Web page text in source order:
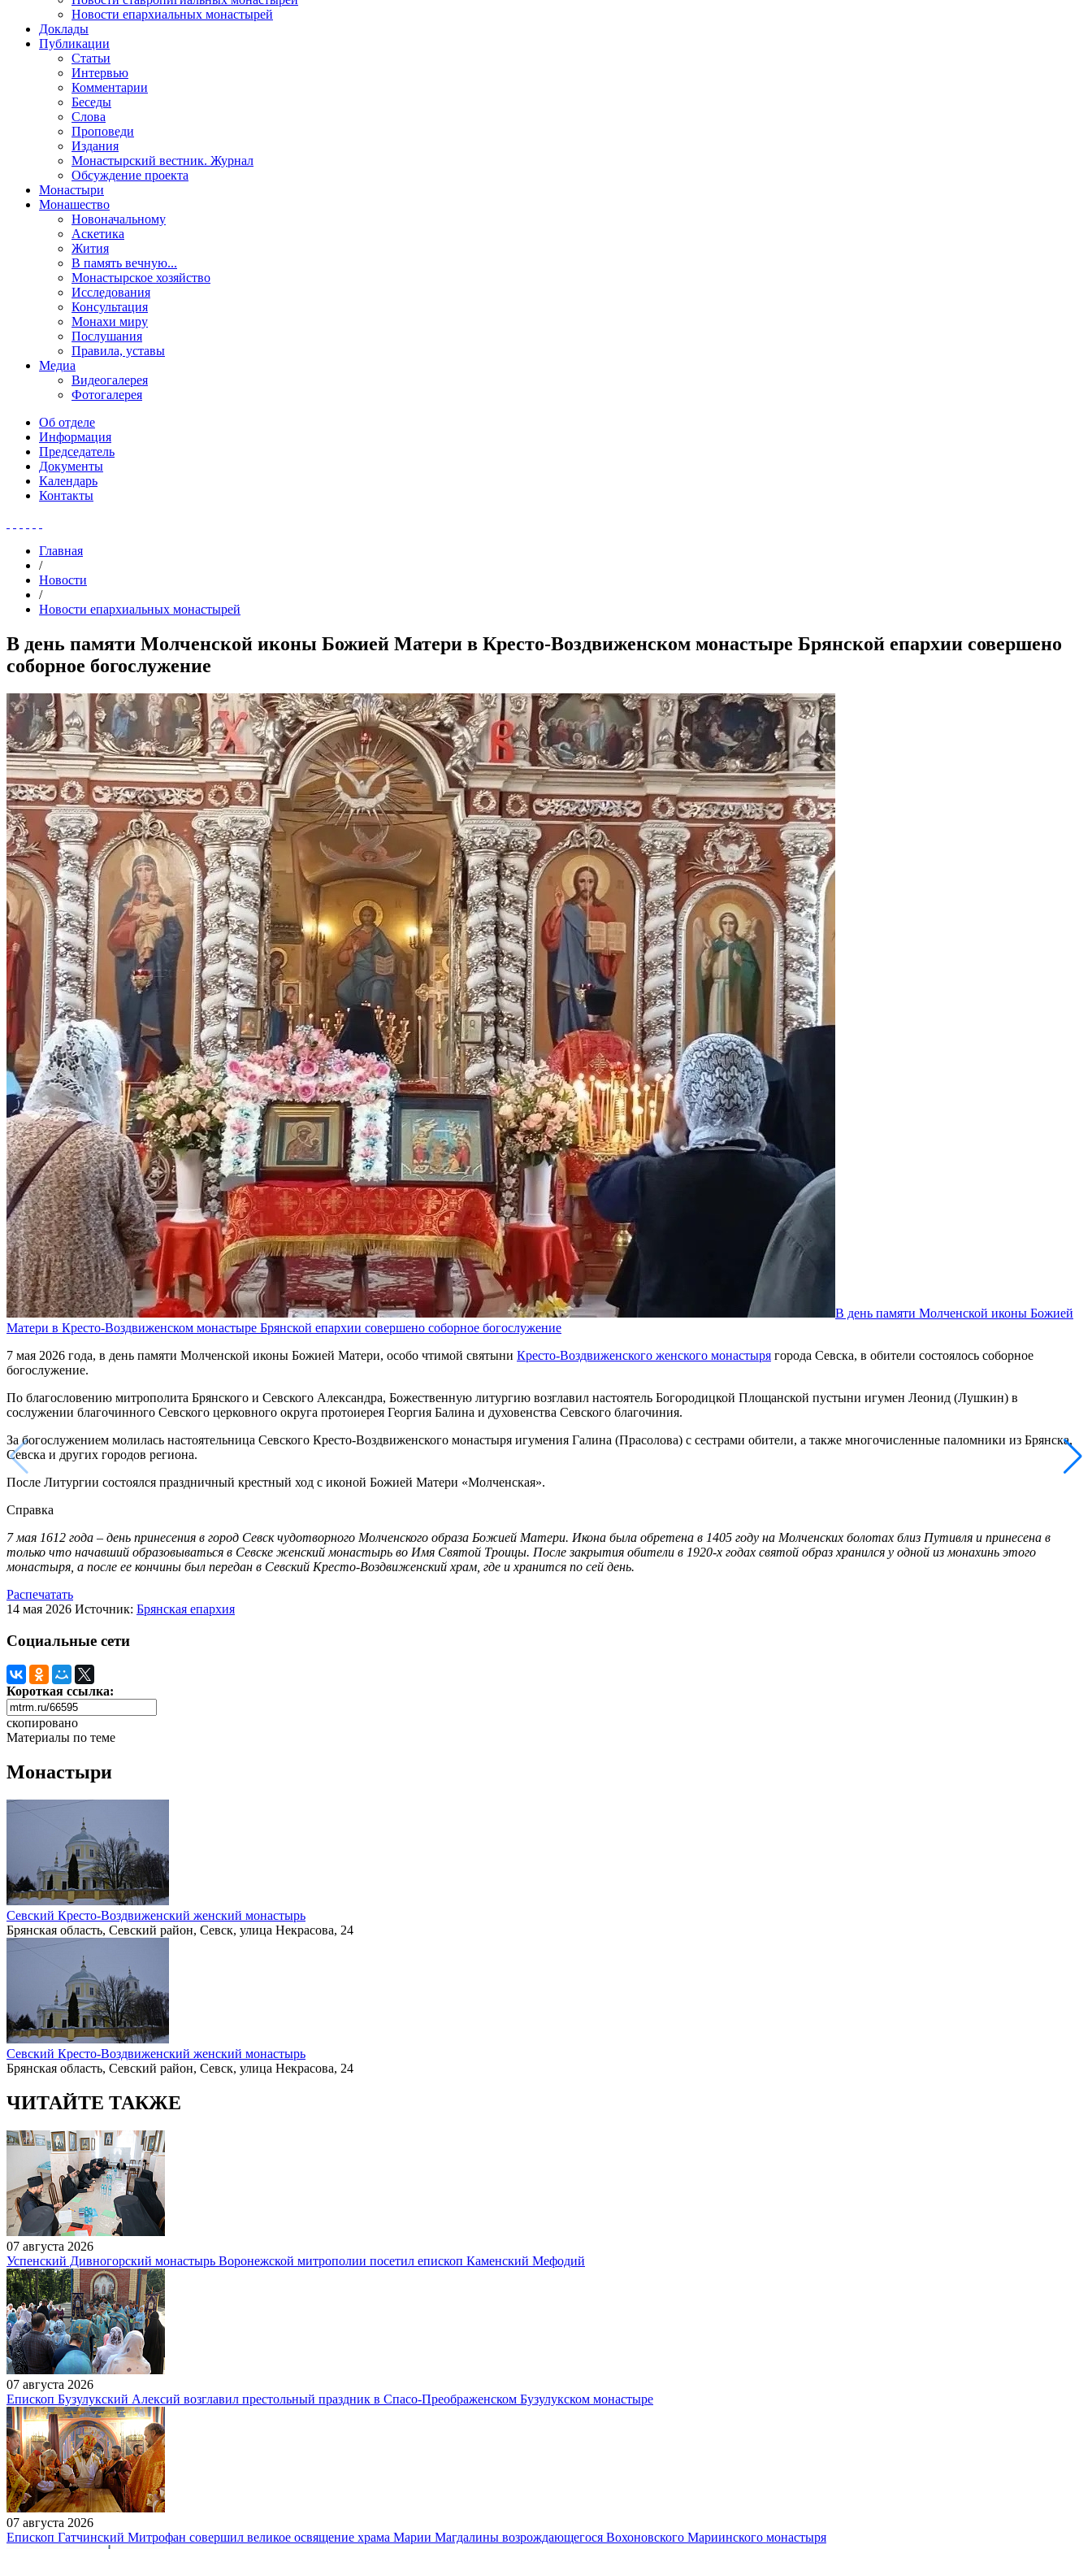
Новости епархиальных монастырей
Доклады
Публикации
Статьи
Интервью
Комментарии
Беседы
Слова
Проповеди
Издания
Монастырский вестник. Журнал
Обсуждение проекта
Монастыри
Монашество
Новоначальному
Аскетика
Жития
В память вечную...
Монастырское хозяйство
Исследования
Консультация
Монахи миру
Послушания
Правила, уставы
Медиа
Видеогалерея
Фотогалерея
Об отделе
Информация
Председатель
Документы
Календарь
Контакты
Главная
/
Новости
/
Новости епархиальных монастырей
В день памяти Молченской иконы Божией Матери в Кресто-Воздвиженском монастыре Брянской епархии совершено
соборное богослужение
В день памяти Молченской иконы Божией
Матери в Кресто-Воздвиженском монастыре Брянской епархии совершено соборное богослужение
7 мая 2026 года, в день памяти Молченской иконы Божией Матери, особо чтимой святыни Кресто-Воздвиженского женского монастыря города Севска, в обители состоялось соборное
богослужение.
По благословению митрополита Брянского и Севского Александра, Божественную литургию возглавил настоятель Богородицкой Площанской пустыни игумен Леонид (Лушкин) в
сослужении благочинного Севского церковного округа протоиерея Георгия Балина и духовенства Севского благочиния.
За богослужением молилась настоятельница Севского Кресто-Воздвиженского монастыря игумения Галина (Прасолова) с сестрами обители, а также многочисленные паломники из Брянска,
Севска и других городов региона.
После Литургии состоялся праздничный крестный ход с иконой Божией Матери «Молченская».
Справка
7 мая 1612 года – день принесения в город Севск чудотворного Молченского образа Божией Матери. Икона была обретена в 1405 году на Молченских болотах близ Путивля и принесена в
только что начавший образовываться в Севске женский монастырь во Имя Святой Троицы. После закрытия обители в 1920-х годах святой образ хранился у одной из монахинь этого
монастыря, а после ее кончины был передан в Севский Кресто-Воздвиженский храм, где и хранится по сей день.
Распечатать
14 мая 2026 Источник: Брянская епархия
Социальные сети
Короткая ссылка:
скопировано
Материалы по теме
Монастыри
Севский Кресто-Воздвиженский женский монастырь
Брянская область, Севский район, Севск, улица Некрасова, 24
Севский Кресто-Воздвиженский женский монастырь
Брянская область, Севский район, Севск, улица Некрасова, 24
ЧИТАЙТЕ ТАКЖЕ
07 августа 2026
Успенский Дивногорский монастырь Воронежской митрополии посетил епископ Каменский Мефодий
07 августа 2026
Епископ Бузулукский Алексий возглавил престольный праздник в Спасо-Преображенском Бузулукском монастыре
07 августа 2026
Епископ Гатчинский Митрофан совершил великое освящение храма Марии Магдалины возрождающегося Вохоновского Мариинского монастыря